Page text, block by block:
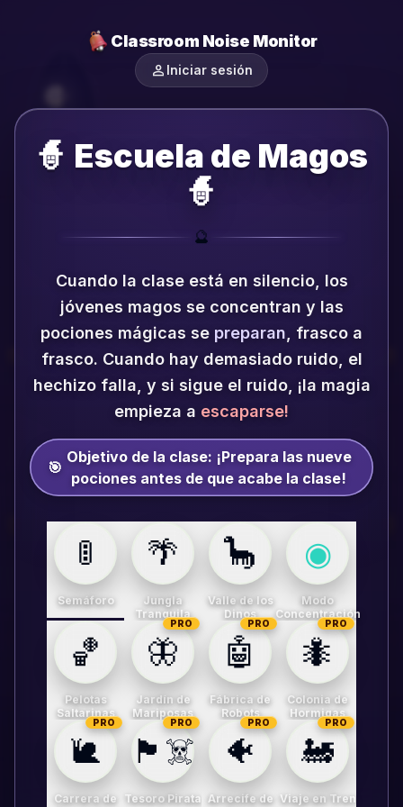
Classroom Noise Monitor
person Iniciar sesión
🧙 Escuela de Magos
🧙
🔮
Cuando la clase está en silencio, los
jóvenes magos se concentran y las
pociones mágicas se preparan , frasco a
frasco. Cuando hay demasiado ruido, el
hechizo falla, y si sigue el ruido, ¡la magia
empieza a escaparse!
🎯
Objetivo de la clase: ¡Prepara las nueve
pociones antes de que acabe la clase!
🚦
Semáforo
🌴
Jungla
Tranquila
🦕
Valle de los
Dinos
◉
Modo
Concentración
🏀
Pelotas
Saltarinas
🦋
PRO
Jardín de
Mariposas
🤖
PRO
Fábrica de
Robots
🐜
PRO
Colonia de
Hormigas
🐌
PRO
Carrera de
🏴‍☠️
PRO
Tesoro Pirata
🐠
PRO
Arrecife de
🚂
PRO
Viaje en Tren